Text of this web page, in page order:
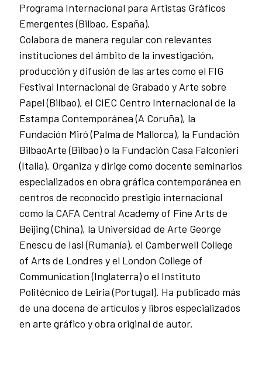
Programa Internacional para Artistas Gráficos
Emergentes (Bilbao, España).
Colabora de manera regular con relevantes
instituciones del ámbito de la investigación,
producción y difusión de las artes como el FIG
Festival Internacional de Grabado y Arte sobre
Papel (Bilbao), el CIEC Centro Internacional de la
Estampa Contemporánea (A Coruña), la
Fundación Miró (Palma de Mallorca), la Fundación
BilbaoArte (Bilbao) o la Fundación Casa Falconieri
(Italia). Organiza y dirige como docente seminarios
especializados en obra gráfica contemporánea en
centros de reconocido prestigio internacional
como la CAFA Central Academy of Fine Arts de
Beijing (China), la Universidad de Arte George
Enescu de Iasi (Rumanía), el Camberwell College
of Arts de Londres y el London College of
Communication (Inglaterra) o el Instituto
Politécnico de Leiria (Portugal). Ha publicado más
de una docena de artículos y libros especializados
en arte gráfico y obra original de autor.